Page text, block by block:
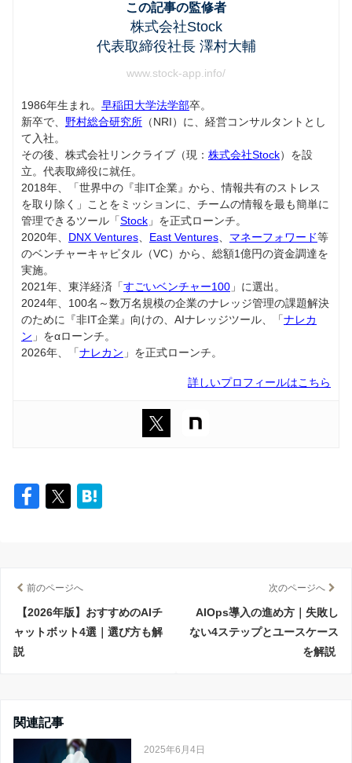
この記事の監修者
株式会社Stock
代表取締役社長 澤村大輔
www.stock-app.info/
1986年生まれ。 早稲田大学法学部卒。
新卒で、 野村総合研究所 （NRI）に、経営コンサルタントとし
て入社。
その後、株式会社リンクライブ（現： 株式会社Stock）を設
立。代表取締役に就任。
2018年、「世界中の『非IT企業』から、情報共有のストレス
を取り除く」ことをミッションに、チームの情報を最も簡単に
管理できるツール「Stock 」を正式ローンチ。
2020年、 DNX Ventures East Ventures マネーフォワード等
のベンチャーキャピタル（VC）から、総額1億円の資金調達を
実施。
2021年、東洋経済「すごいベンチャー100 」に選出。
2024年、100名～数万名規模の企業のナレッジ管理の課題解決
のために『非IT企業』向けの、AIナレッジツール、「ナレカ
ン 」をαローンチ。
2026年、「ナレカン 」を正式ローンチ。
詳しいプロフィールはこちら
前のページへ
【2026年版】おすすめのAIチ
ャットボット4選｜選び方も解
説
次のページへ
AIOps導入の進め方｜失敗し
ない4ステップとユースケース
を解説
関連記事
2025年6月4日